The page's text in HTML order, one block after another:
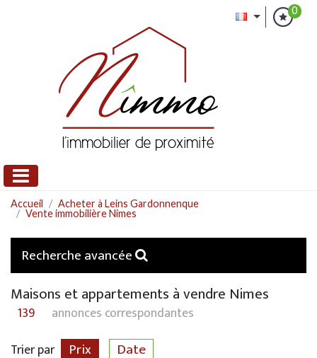
0
Accueil
Acheter à Leins Gardonnenque
Vente immobilière Nimes
Recherche avancée
Maisons et appartements à vendre Nimes
139
annonces correspondantes
Trier par
Prix Date